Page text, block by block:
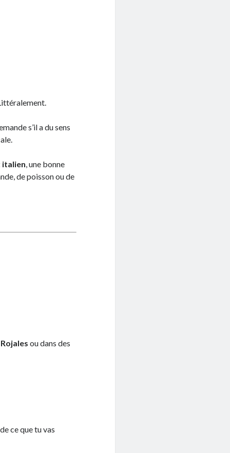
s’il a du sens
, une bonne
de poisson ou de
Rojales ou dans des
ce que tu vas